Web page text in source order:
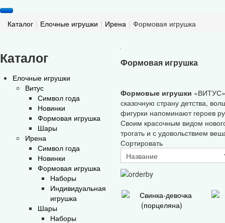
Каталог | Елочные игрушки | Ирена | Формовая игрушка
Каталог
Елочные игрушки
Витус
Символ года
Новинки
Формовая игрушка
Шары
Ирена
Символ года
Новинки
Формовая игрушка
Наборы
Индивидуальная
игрушка
Шары
Наборы
Формовая игрушка
Формовые игрушки «ВИТУС»
сказочную страну детства,
фигурки напоминают героев
Своим красочным видом
трогать и с удовольствием
Сортировать